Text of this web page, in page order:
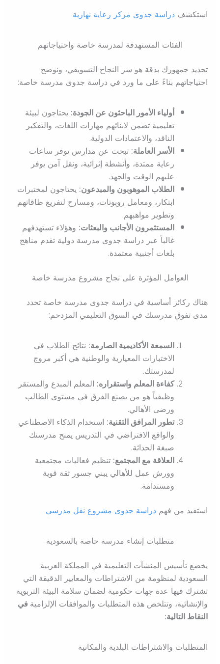
استكشف دراسة جدوى مركز رعاية نهارية
الفئات المستهدفة لمدرسة خاصة واحتياجاتهم
تحديد جمهورك بدقة هو سر النجاح التسويقي، ونوضح
احتياجاتهم بناءً على ما ورد في دراسة جدوى مدرسة خاصة:
أولياء الأمور الباحثون عن الجودة:يحتاجون لبيئة
تعليمية تضمن لابنائهم مهارات اللغات، والتفكير
الناقد، والاعتمادات الدولية.
الأسر العاملة:تبحث عن مدارس توفر ساعات
رعاية ممتدة، وأنشطة إثرائية، ونقل آمن يوفر
عليهم الوقت والجهد.
الطلاب الموهوبون والمبدعون:يحتاجون لمختبرات
ابتكار، ومعامل روبوتات، ومسارح لتفريغ طاقاتهم
وتطوير مواهبهم.
المستثمرون الأجانب والبعثات:وهؤلاء تستهدفهم
غالباً عبر دراسة جدوى مدرسة دولية تقدم مناهج
بلغات أجنبية معتمدة.
العوامل المؤثرة على نجاح مشروع مدرسة خاصة
هناك ركائز أساسية في دراسة جدوى مدرسة خاصة تحدد
مدى تفوق مدرستك في السوق التعليمي المزدحم:
السمعة الأكاديمية الصارمة:نتائج الطلاب في
الاختبارات المعيارية والوطنية هي أكبر مروج
لمدرستك.
كفاءة المعلم واستقراره:المعلم المبدع والمستقر
وظيفياً هو من يصنع الفرق في مستوى الطالب
ورضى الأهالي.
تطور المرافق التقنية:استخدام الذكاء الاصطناعي
والواقع الافتراضي في التدريس يمنح مدرستك
صبغة الحداثة.
العلاقة مع المجتمع:تنظيم فعاليات مجتمعية
وورش عمل للأهالي يبني جسور ثقة قوية
ومستدامة.
استفيد من فهم دراسة جدوى مشروع نقل مدرسي
متطلبات إنشاء مدرسة خاصة بالسعودية
يخضع تأسيس المنشآت التعليمية في المملكة العربية
السعودية لمنظومة من الاشتراطات والمعايير الدقيقة التي
تشترك فيها عدة جهات حكومية لضمان سلامة البيئة التربوية
والإنشائية، وتتلخص هذه المتطلبات والموافقات الإلزاميةفي
النقاط التالية:
المتطلبات والاشتراطات البلدية والمكانية